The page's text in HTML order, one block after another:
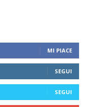
MI PIACE
SEGUI
SEGUI